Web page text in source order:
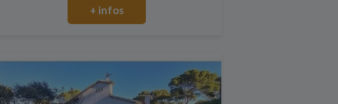
+ infos